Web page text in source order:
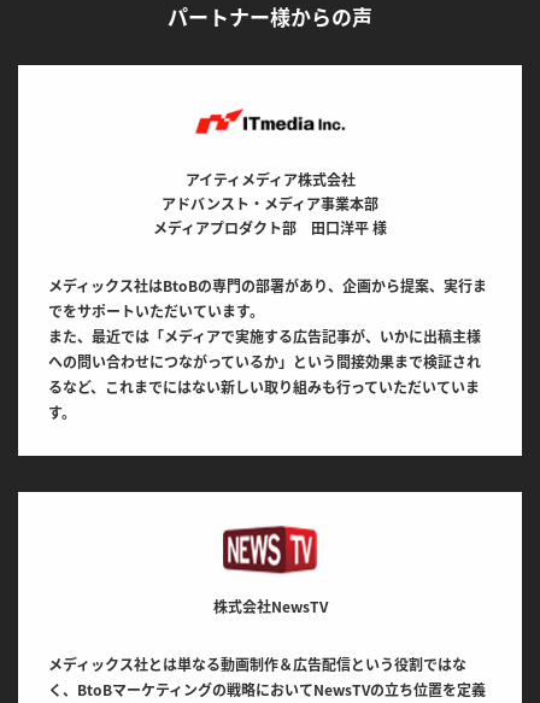
パートナー様からの声
アイティメディア株式会社
アドバンスト・メディア事業本部
メディアプロダクト部 田口洋平 様
メディックス社はBtoBの専門の部署があり、企画から提案、実行ま
でをサポートいただいています。
また、最近では「メディアで実施する広告記事が、いかに出稿主様
への問い合わせにつながっているか」という間接効果まで検証され
るなど、これまでにはない新しい取り組みも行っていただいていま
す。
株式会社NewsTV
メディックス社とは単なる動画制作＆広告配信という役割ではな
く、BtoBマーケティングの戦略においてNewsTVの立ち位置を定義